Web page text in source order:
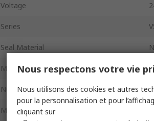
Voltage
Series
Seal Material
Mount Type
Number of Ports 5
Maximum Operating Pressure
Nous respectons votre vie
Nous utilisons des cookies et autres
pour la personnalisation et pour
cliquant sur